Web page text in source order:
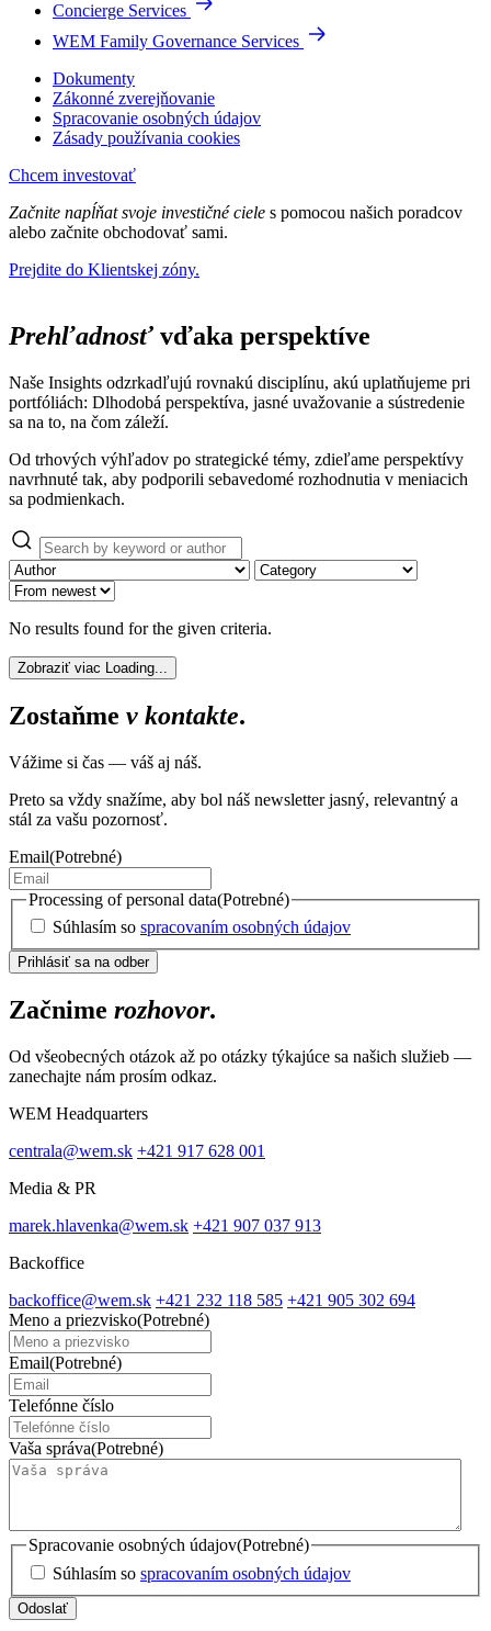
Concierge Services
WEM Family Governance Services
Dokumenty
Zákonné zverejňovanie
Spracovanie osobných údajov
Zásady používania cookies
Chcem investovať
Začnite napĺňat svoje investičné ciele s pomocou našich poradcov
alebo začnite obchodovať sami.
Prejdite do Klientskej zóny.
Prehľadnosť vďaka perspektíve
Naše Insights odzrkadľujú rovnakú disciplínu, akú uplatňujeme pri
portfóliách: Dlhodobá perspektíva, jasné uvažovanie a sústredenie
sa na to, na čom záleží.
Od trhových výhľadov po strategické témy, zdieľame perspektívy
navrhnuté tak, aby podporili sebavedomé rozhodnutia v meniacich
sa podmienkach.
No results found for the given criteria.
Zobraziť viac Loading...
Zostaňme v kontakte.
Vážime si čas — váš aj náš.
Preto sa vždy snažíme, aby bol náš newsletter jasný, relevantný a
stál za vašu pozornosť.
Email(Potrebné)
Processing of personal data(Potrebné)
Súhlasím so spracovaním osobných údajov
Začnime rozhovor.
Od všeobecných otázok až po otázky týkajúce sa našich služieb —
zanechajte nám prosím odkaz.
WEM Headquarters
centrala@wem.sk +421 917 628 001
Media & PR
marek.hlavenka@wem.sk +421 907 037 913
Backoffice
backoffice@wem.sk +421 232 118 585 +421 905 302 694
Meno a priezvisko(Potrebné)
Email(Potrebné)
Telefónne číslo
Vaša správa(Potrebné)
Spracovanie osobných údajov(Potrebné)
Súhlasím so spracovaním osobných údajov